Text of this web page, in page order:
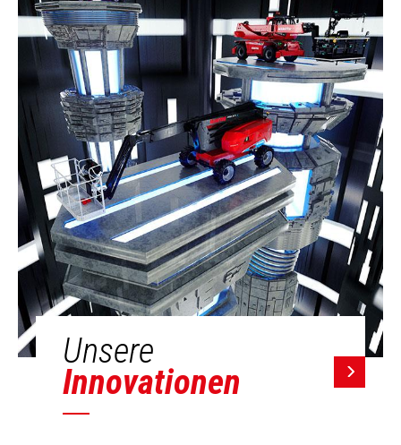
Unsere
Innovationen